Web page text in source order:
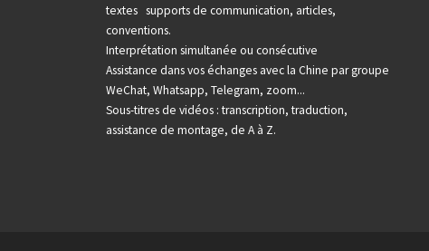
textes supports de communication, articles,
conventions.
Interprétation simultanée ou consécutive
Assistance dans vos échanges avec la Chine par groupe
WeChat, Whatsapp, Telegram, zoom...
Sous-titres de vidéos : transcription, traduction,
assistance de montage, de A à Z.